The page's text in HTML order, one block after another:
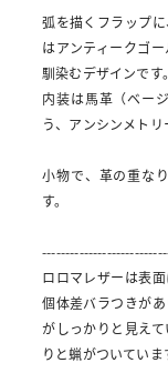
弧を描くフラップ
はアンティークゴ
馴染むデザインです。
内装は馬革（ベー
う、アンシンメトリ
小物で、革の重な
す。
ロロマレザーは表
個体差バラつきが
がしっかりと見え
りと蝋がついていま